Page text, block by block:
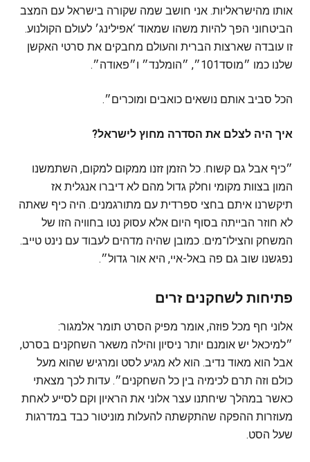
אותו מהישראליות. אני חושב שמה שקורה בישראל עם המצב
הביטחוני הפך להיות משהו שמאוד ‘אפילינג׳ לעולם הקולנוע.
זו עובדה שארצות הברית והעולם מחבקים את סרטי האקשן
שלנו כמו ״מוסד101״, ״הומלנד״ ו״פאודה״.
הכל סביב אותם נושאים כואבים ומוכרים״.
איך היה לצלם את הסדרה מחוץ לישראל?
״כיף אבל גם קשוח. כל הזמן זזנו ממקום למקום, השתמשנו
המון בצוות מקומי וחלק גדול מהם לא דיברו אנגלית אז
תיקשרנו איתם בחצי ספרדית עם מתורגמנים. היה כיף שאתה
לא חוזר הבייתה בסוף היום אלא עסוק נטו בחוויה הזו של
המשחק והצילו־מים. כמובן שהיה מדהים לעבוד עם נינט טייב.
נפגשנו שוב גם פה באל-איי, היא אור גדול״.
פתיחות לשחקנים זרים
אלוני חף מכל פוזה, אומר מפיק הסרט תומר אלמגור:
״למיכאל יש אומנם יותר ניסיון והילה משאר השחקנים בסרט,
אבל הוא מאוד נדיב. הוא לא מגיע לסט ומרגיש שהוא מעל
כולם וזה תרם לכימיה בין כל השחקנים״. עדות לכך מצאתי
כאשר במהלך שיחתנו עצר אלוני את הראיון וקם לסייע לאחת
מעוזרות ההפקה שהתקשתה להעלות מוניטור כבד במדרגות
שעל הסט.